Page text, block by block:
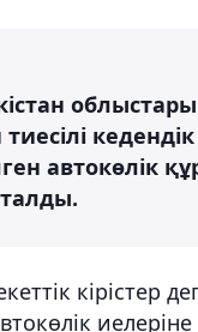
автокөлік
кірістер